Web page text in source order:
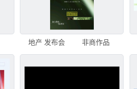
地产 发布会 非商作品